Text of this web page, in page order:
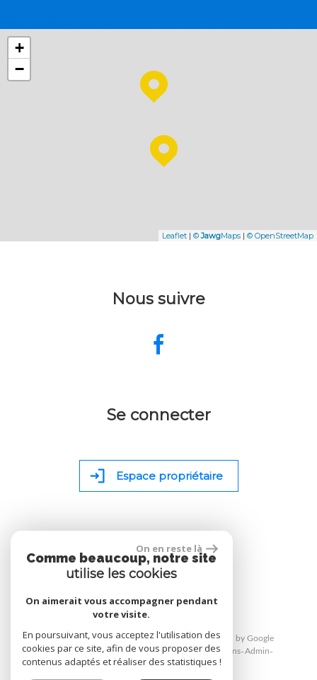
+
−
Leaflet | ©JawgMaps | © OpenStreetMap
Nous suivre
Se connecter
Espace propriétaire
site réalisé par
© 2026 | Tous droits réservés | Traduction powered by Google
Plan du site Mentions légales Nos honoraires Liens Admin
Toutes nos annonces
On en reste là
Comme beaucoup, notre site
utilise les cookies
On aimerait vous accompagner pendant
votre visite.
En poursuivant, vous acceptez l'utilisation des
cookies par ce site, afin de vous proposer des
contenus adaptés et réaliser des statistiques !